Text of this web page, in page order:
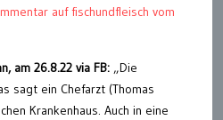
auf fischundfleisch vom
am 26.8.22 via FB: „Die
sagt ein Chefarzt (Thomas
Krankenhaus. Auch in eine